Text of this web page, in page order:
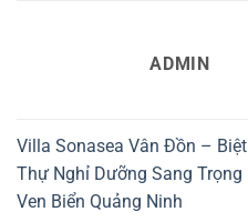
ADMIN
Villa Sonasea Vân Đồn – Biệt
Thự Nghỉ Dưỡng Sang Trọng
Ven Biển Quảng Ninh